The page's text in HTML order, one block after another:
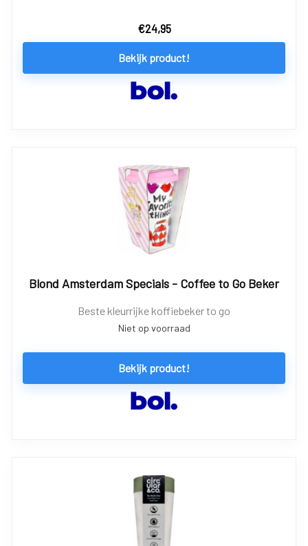
€24,95
Bekijk product!
Blond Amsterdam Specials - Coffee to Go Beker
Beste kleurrijke koffiebeker to go
Niet op voorraad
Bekijk product!